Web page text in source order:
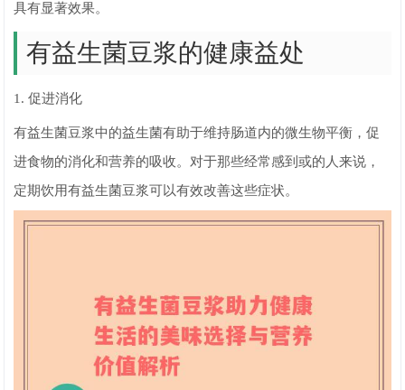
具有显著效果。
有益生菌豆浆的健康益处
1. 促进消化
有益生菌豆浆中的益生菌有助于维持肠道内的微生物平衡，促
进食物的消化和营养的吸收。对于那些经常感到或的人来说，
定期饮用有益生菌豆浆可以有效改善这些症状。